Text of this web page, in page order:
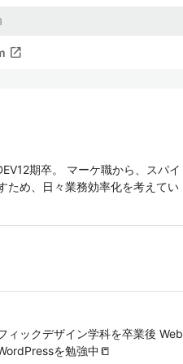
open_in_new
期卒。 マーケ職から、スパイ
ため、日々業務効率化を考えてい
ィックデザイン学科を卒業後 Web
を勉強中📒